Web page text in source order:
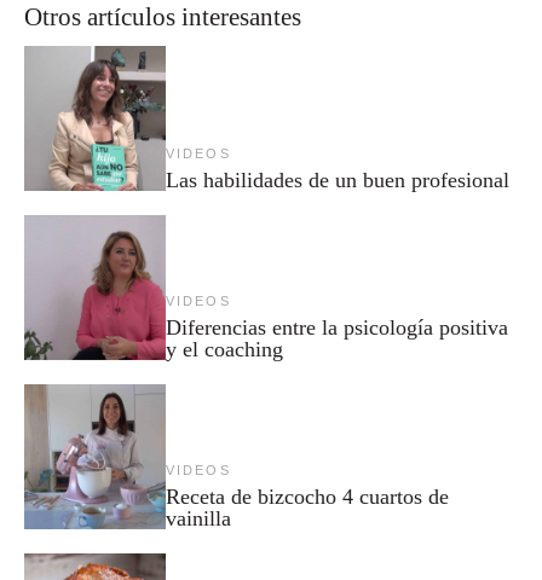
Otros artículos interesantes
VIDEOS
Las habilidades de un buen profesional
VIDEOS
Diferencias entre la psicología positiva
y el coaching
VIDEOS
Receta de bizcocho 4 cuartos de
vainilla